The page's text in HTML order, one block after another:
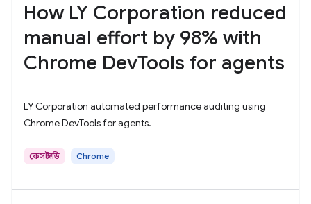
How LY Corporation reduced
manual effort by 98% with
Chrome DevTools for agents
LY Corporation automated performance auditing using
Chrome DevTools for agents.
কেস স্টাডি Chrome